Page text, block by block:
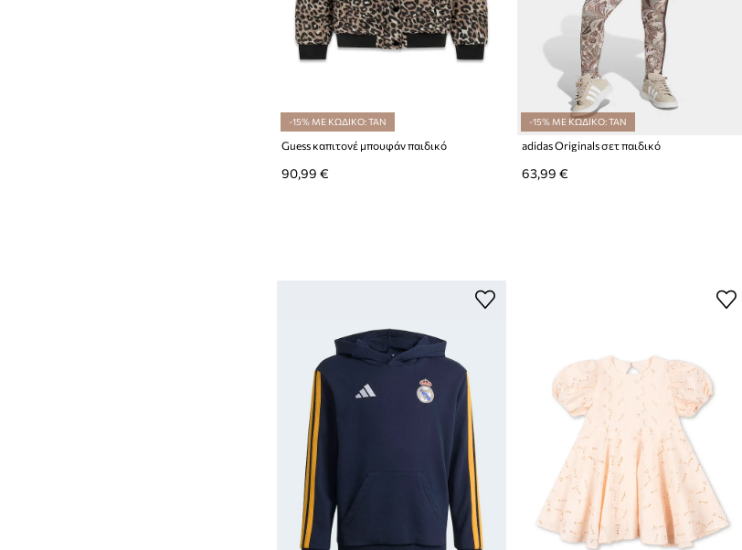
-15% ΜΕ ΚΩΔΙΚΟ: TAN
Guess καπιτονέ μπουφάν παιδικό
90,99 €
-15% ΜΕ ΚΩΔΙΚΟ: TAN
adidas Originals σετ παιδικό
63,99 €